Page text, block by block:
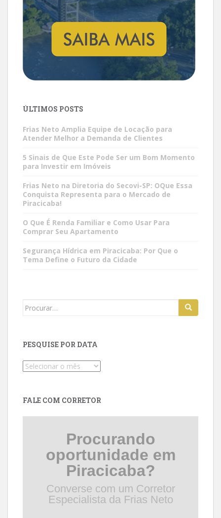
ÚLTIMOS POSTS
Frias Neto Amplia Equipe de Locação para
Atender Melhor a Demanda de Clientes
5 Sinais de Que Este Pode Ser um Bom Momento
para Investir em Imóveis
Frias Neto na Diretoria do Secovi-SP: OQue Essa
Conquista Representa para o Mercado de
Piracicaba!
O Que É Renda Familiar e Como Usar Para
Comprar Seu Apartamento
Segurança Hídrica em Piracicaba: Por Que o
Tema Define o Futuro da Cidade
Search
PESQUISE POR DATA
Pesquise
FALE COM CORRETOR
Procurando
oportunidade em
Piracicaba?
Converse com um Corretor
Especialista da Frias Neto